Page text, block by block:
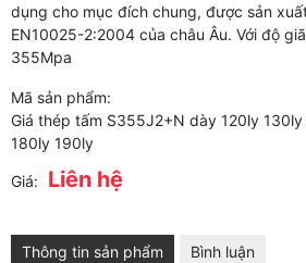
dụng cho mục đích chung, được sản
EN10025-2:2004 của châu Âu. Với độ
355Mpa
Mã sản phẩm:
Giá thép tấm S355J2+N dày 120ly
180ly 190ly
Giá: Liên hệ
Thông tin sản phẩm Bình luận